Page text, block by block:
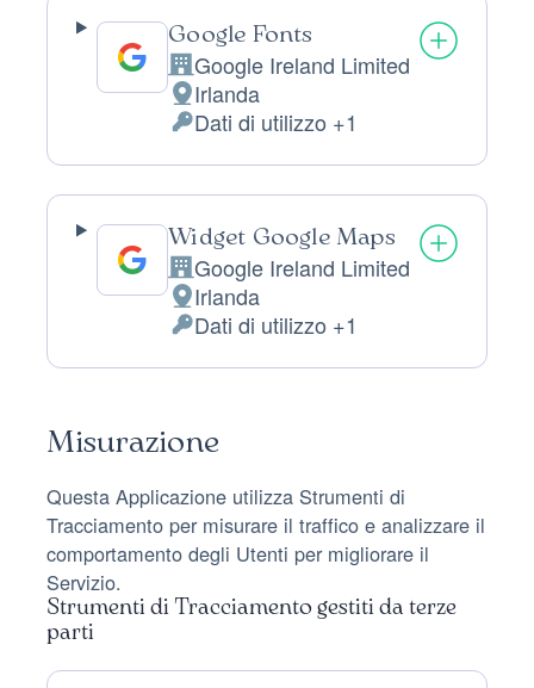
Google Fonts
Azienda:
Google Ireland Limited
Luogo
del
trattamento:
Irlanda
Dati
Personali
trattati:
Dati di utilizzo +1
Widget Google Maps
Azienda:
Google Ireland Limited
Luogo
del
trattamento:
Irlanda
Dati
Personali
Dati di utilizzo +1
Misurazione
Questa Applicazione utilizza Strumenti di
Tracciamento per misurare il traffico e analizzare il
comportamento degli Utenti per migliorare il
Servizio.
Strumenti di Tracciamento gestiti da terze
parti